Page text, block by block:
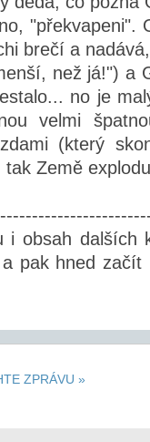
"překvapeni".
brečí a
než já!") a
no je
velmi
(který
Země
i obsah dalších
pak hned
ZPRÁVU »